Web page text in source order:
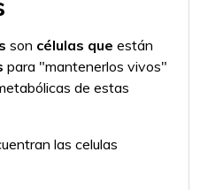
son células que están
para "mantenerlos vivos"
de estas
las celulas